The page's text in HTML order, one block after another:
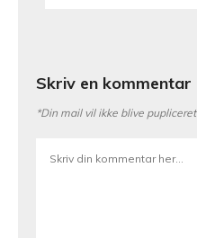
Skriv en kommentar
*Din mail vil ikke blive pupliceret